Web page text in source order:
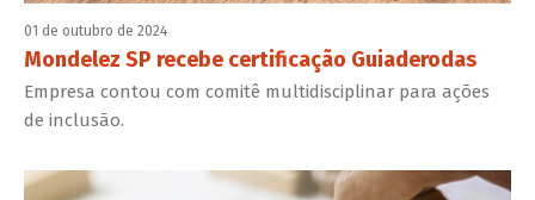
01 de outubro de 2024
Mondelez SP recebe certificação Guiaderodas
Empresa contou com comitê multidisciplinar para ações
de inclusão.